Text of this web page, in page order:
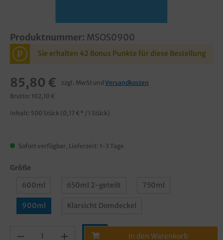
Produktnummer: MSOS0900
P Sie erhalten 42 Bonus Punkte für diese Bestellung
85,80 € zzgl. MwSt und Versandkosten
Brutto: 102,10 €
Inhalt: 500 Stück (0,17 €* / 1 Stück)
Sofort verfügbar, Lieferzeit: 1-3 Tage
Größe
600ml
650ml 2-geteilt 750ml
900ml Klarsicht Domdeckel
In den Warenkorb